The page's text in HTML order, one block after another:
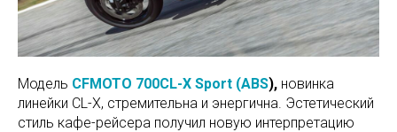
Модель CFMOTO 700CL-X Sport (ABS), новинка
линейки CL-X, стремительна и энергична. Эстетический
стиль кафе-рейсера получил новую интерпретацию